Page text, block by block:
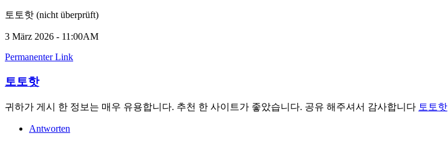
토토핫 (nicht überprüft)
3 März 2026 - 11:00AM
Permanenter Link
토토핫
귀하가 게시 한 정보는 매우 유용합니다. 추천 한 사이트가 좋았습니다. 공유 해주셔서 감사합니다 토토핫
Antworten